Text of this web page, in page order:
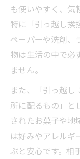
も使いやすく、気
特に「引っ越し挨
ペーパーや洗剤、
物は生活の中で必
ません。
また、「引っ越し
所に配るもの」と
されたお菓子や地
は好みやアレルギ
ぶと安心です。相